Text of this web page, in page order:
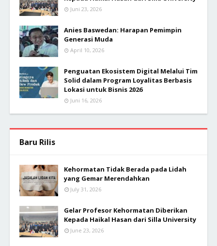
Juni 23, 2026
Anies Baswedan: Harapan Pemimpin
Generasi Muda
April 10, 2026
Penguatan Ekosistem Digital Melalui Tim
Solid dalam Program Loyalitas Berbasis
Lokasi untuk Bisnis 2026
Juni 16, 2026
Baru Rilis
Kehormatan Tidak Berada pada Lidah
yang Gemar Merendahkan
July 31, 2026
Gelar Profesor Kehormatan Diberikan
Kepada Haikal Hasan dari Silla University
June 23, 2026